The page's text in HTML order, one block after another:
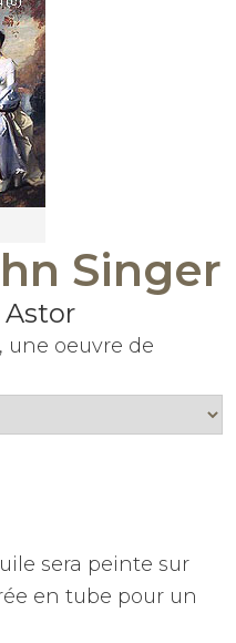
Singer
une oeuvre de
sera peinte sur
en tube pour un